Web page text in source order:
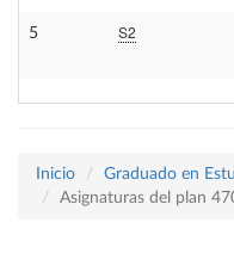
5 S2
Inicio
Graduado en
Asignaturas del plan